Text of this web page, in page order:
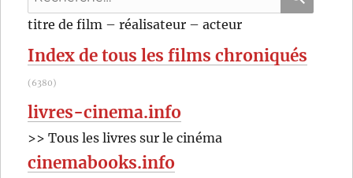
pour
titre de film – réalisateur – acteur
Index de tous les films chroniqués
(6380)
livres-cinema.info
>> Tous les livres sur le cinéma
cinemabooks.info